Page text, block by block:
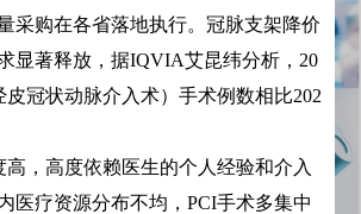
购在各省落地执行。冠脉支架降价
显著释放，据IQVIA艾昆纬分析，20
皮冠状动脉介入术）手术例数相比202
高，高度依赖医生的个人经验和介入
医疗资源分布不均，PCI手术多集中